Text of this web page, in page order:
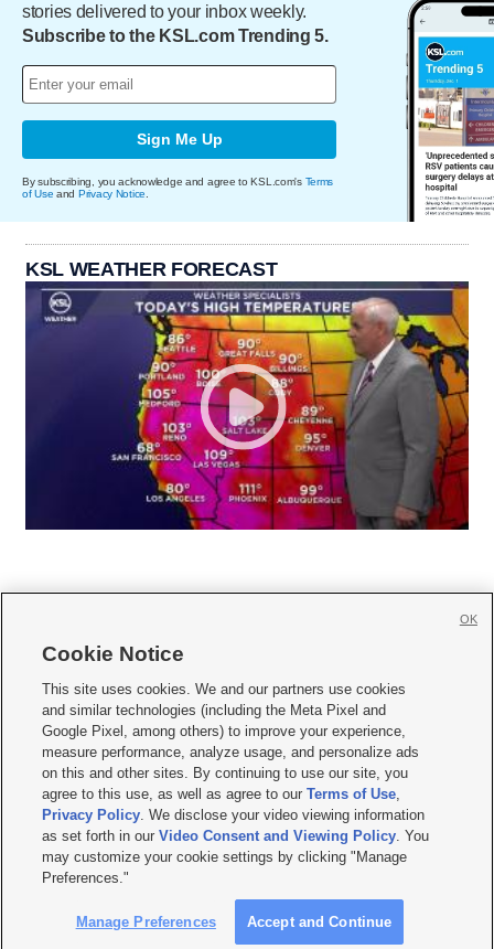
stories delivered to your inbox weekly.
Subscribe to the KSL.com Trending 5.
Sign Me Up
By subscribing, you acknowledge and agree to KSL.com's Terms
of Use and Privacy Notice
KSL WEATHER FORECAST
     
Mobile Apps| Newsletter|Advertise|Contact Us|Careers with KSL.com
Terms of use Privacy Statement| Video Consent Viewing Policy
Do Not Sell or Share My Data|EEO Public File Report| KSL-TV FCC Public File
KSL FM Radio FCC Public File|KSL AM Radio FCC Public File |FCC Applications
Closed Captioning Assistance
© 2026KSL Media| KSL Broadcasting Salt Lake City UT | Site hosted & managed
by KSL Media - a Deseret Media Company
Cookie Notice
This site uses cookies. We and our partners use cookies
and similar technologies (including the Meta Pixel and
Google Pixel, among others) to improve your experience,
measure performance, analyze usage, and personalize ads
on this and other sites. By continuing to use our site, you
agree to this use, as well as agree to ourTerms of Use,
Privacy Policy. We disclose your video viewing information
as set forth in ourVideo Consent and Viewing Policy. You
may customize your cookie settings by clicking "Manage
Preferences."
Manage Preferences Accept and Continue
OK